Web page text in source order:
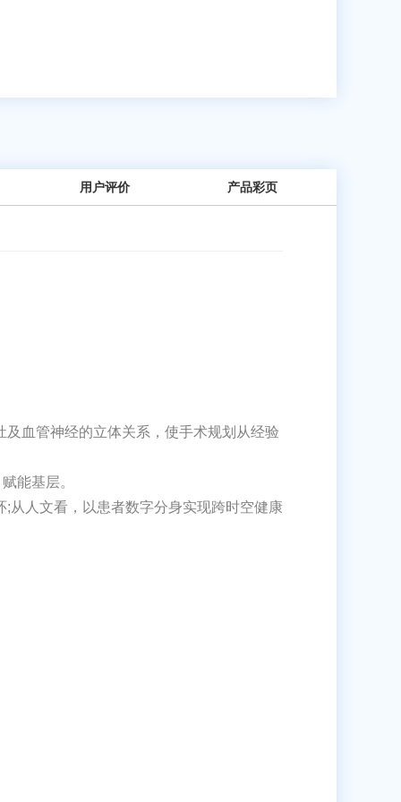
用户评价 产品彩页
及血管神经的立体关系，使手术规划从经验
能基层。
从人文看，以患者数字分身实现跨时空健康